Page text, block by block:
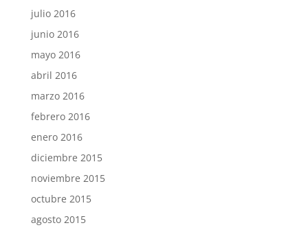
julio 2016
junio 2016
mayo 2016
abril 2016
marzo 2016
febrero 2016
enero 2016
diciembre 2015
noviembre 2015
octubre 2015
agosto 2015